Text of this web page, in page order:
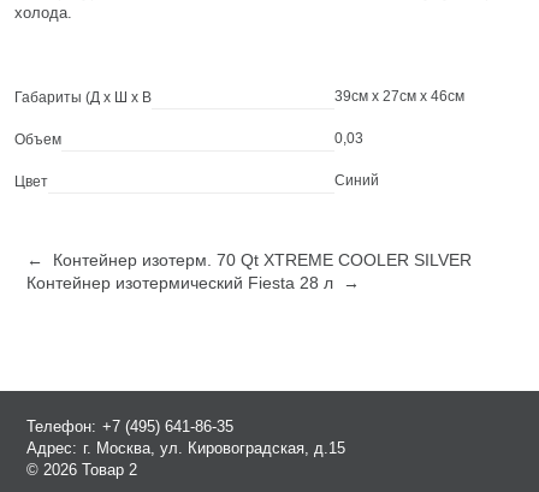
холода.
Габариты (Д х Ш х В 39см x 27см x 46см
Объем 0,03
Цвет Синий
← Контейнер изотерм. 70 Qt XTREME COOLER SILVER
Контейнер изотермический Fiesta 28 л →
Телефон: +7 (495) 641-86-35
Адрес: г. Москва, ул. Кировоградская, д.15
© 2026 Товар 2